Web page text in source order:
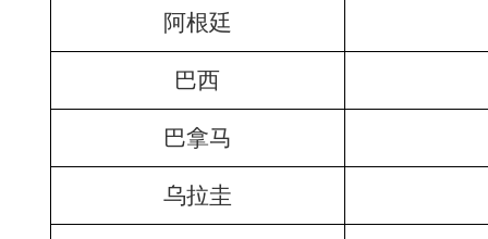
阿根廷
巴西
巴拿马
乌拉圭